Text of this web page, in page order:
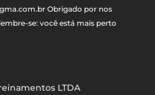
Obrigado por nos
se: você está mais perto
LTDA